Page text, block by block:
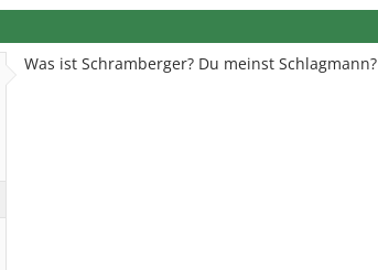
Was ist Schramberger? Du meinst Schlagmann?